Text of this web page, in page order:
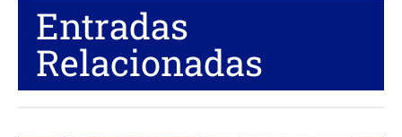
Entradas
Relacionadas